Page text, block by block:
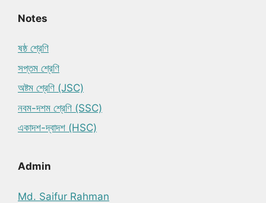
Notes
ষষ্ঠ শ্রেণি
সপ্তম শ্রেণি
অষ্টম শ্রেণি (JSC)
নবম-দশম শ্রেণি (SSC)
একাদশ-দ্বাদশ (HSC)
Admin
Md. Saifur Rahman